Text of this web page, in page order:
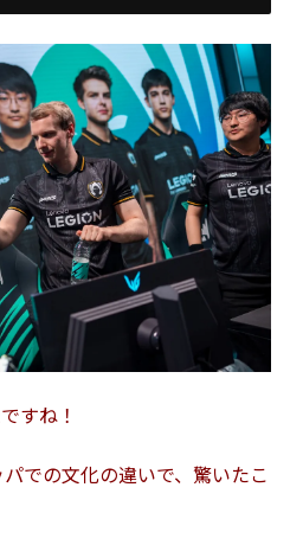
すね！
での文化の違いで、驚いたこ